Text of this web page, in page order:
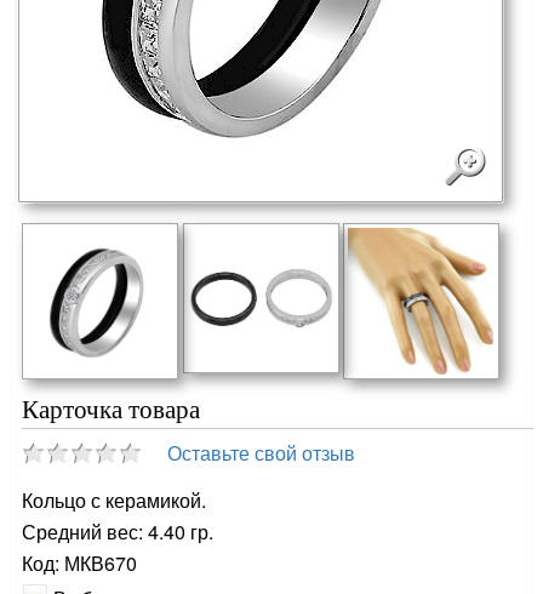
Карточка товара
Оставьте свой отзыв
Кольцо с керамикой.
Средний вес: 4.40 гр.
Код: МКВ670